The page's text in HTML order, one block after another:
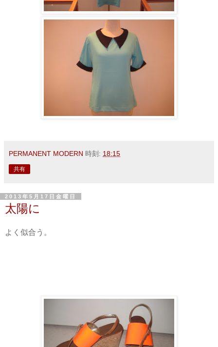
PERMANENT MODERN 時刻: 18:15
共有
2013年5月17日金曜日
太陽に
よく似合う。